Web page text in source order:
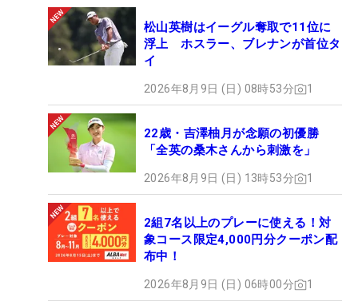
松山英樹はイーグル奪取で11位に
浮上 ホスラー、ブレナンが首位タ
イ
2026年8月9日 (日) 08時53分 1
22歳・吉澤柚月が念願の初優勝
「全英の桑木さんから刺激を」
2026年8月9日 (日) 13時53分 1
2組7名以上のプレーに使える！対
象コース限定4,000円分クーポン配
布中！
2026年8月9日 (日) 06時00分 1